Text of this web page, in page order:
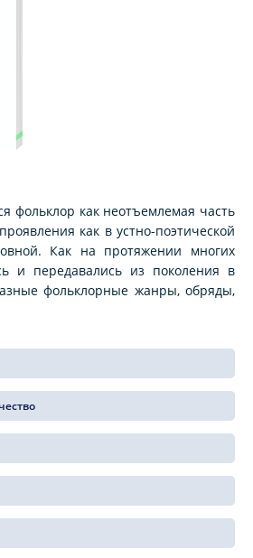
фольклор как неотъемлемая часть
как в устно-поэтической
Как на протяжении многих
и передавались из поколения в
фольклорные жанры, обряды,